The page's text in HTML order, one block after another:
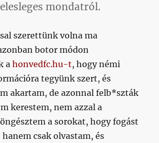
kapni
a
Honvédot?
bejegyzéshez
mondatról.
szerettünk volna ma
botor módon
ahonvedfc.hu-t, hogy némi
tegyünk szert, és
akartam, de azonnal felb*szták
kerestem, nem azzal a
a sorokat, hogy fogást
csak olvastam, és